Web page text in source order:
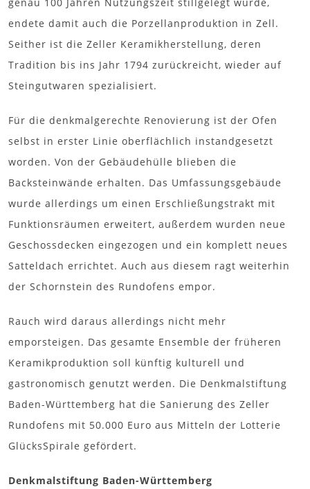
endete damit auch die Porzellanproduktion in Zell.
Seither ist die Zeller Keramikherstellung, deren
Tradition bis ins Jahr 1794 zurückreicht, wieder auf
Steingutwaren spezialisiert.
Für die denkmalgerechte Renovierung ist der Ofen
selbst in erster Linie oberflächlich instandgesetzt
worden. Von der Gebäudehülle blieben die
Backsteinwände erhalten. Das Umfassungsgebäude
wurde allerdings um einen Erschließungstrakt mit
Funktionsräumen erweitert, außerdem wurden neue
Geschossdecken eingezogen und ein komplett neues
Satteldach errichtet. Auch aus diesem ragt weiterhin
der Schornstein des Rundofens empor.
Rauch wird daraus allerdings nicht mehr
emporsteigen. Das gesamte Ensemble der früheren
Keramikproduktion soll künftig kulturell und
gastronomisch genutzt werden. Die Denkmalstiftung
Baden-Württemberg hat die Sanierung des Zeller
Rundofens mit 50.000 Euro aus Mitteln der Lotterie
GlücksSpirale gefördert.
Denkmalstiftung Baden-Württemberg